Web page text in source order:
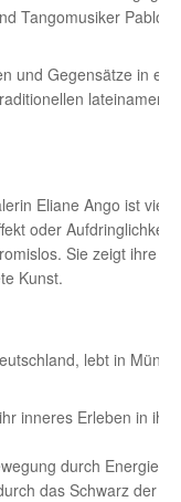
Tangomusiker Pablo
und Gegensätze in
Eliane Ango ist
oder
Sie zeigt ihre
Kunst.
lebt in
inneres Erleben in
durch Energie:
das Schwarz der